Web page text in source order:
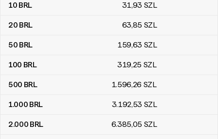
10 BRL 31,93 SZL
20 BRL 63,85 SZL
50 BRL 159,63 SZL
100 BRL 319,25 SZL
500 BRL 1.596,26 SZL
1.000 BRL 3.192,53 SZL
2.000 BRL 6.385,05 SZL